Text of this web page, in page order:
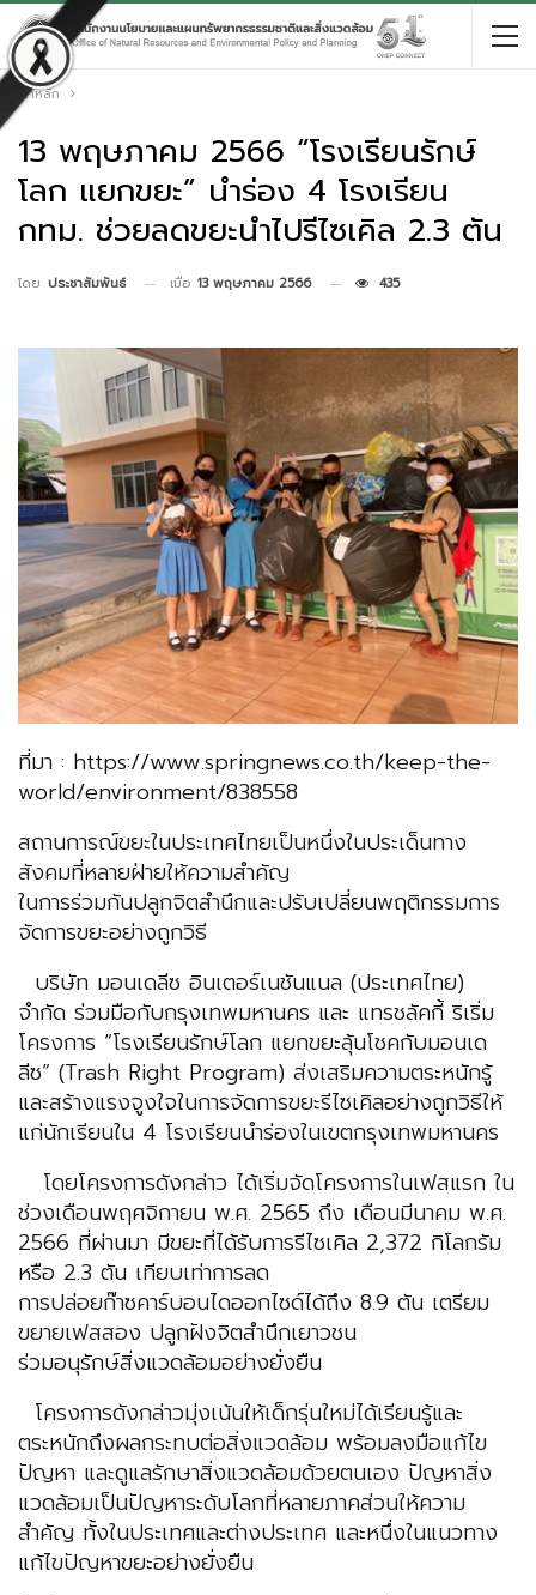
หน้าหลัก
13 พฤษภาคม 2566 “โรงเรียนรักษ์
โลก แยกขยะ” นำร่อง 4 โรงเรียน
กทม. ช่วยลดขยะนำไปรีไซเคิล 2.3 ตัน
โดย ประชาสัมพันธ์ เมื่อ 13 พฤษภาคม 2566 435
ที่มา : https://www.springnews.co.th/keep-the-
world/environment/838558
สถานการณ์ขยะในประเทศไทยเป็นหนึ่งในประเด็นทาง
สังคมที่หลายฝ่ายให้ความสำคัญ
ในการร่วมกันปลูกจิตสำนึกและปรับเปลี่ยนพฤติกรรมการ
จัดการขยะอย่างถูกวิธี
บริษัท มอนเดลีซ อินเตอร์เนชันแนล (ประเทศไทย)
จำกัด ร่วมมือกับกรุงเทพมหานคร และ แทรชลัคกี้ ริเริ่ม
โครงการ “โรงเรียนรักษ์โลก แยกขยะลุ้นโชคกับมอนเด
ลีซ” (Trash Right Program) ส่งเสริมความตระหนักรู้
และสร้างแรงจูงใจในการจัดการขยะรีไซเคิลอย่างถูกวิธีให้
แก่นักเรียนใน 4 โรงเรียนนำร่องในเขตกรุงเทพมหานคร
โดยโครงการดังกล่าว ได้เริ่มจัดโครงการในเฟสแรก ใน
ช่วงเดือนพฤศจิกายน พ.ศ. 2565 ถึง เดือนมีนาคม พ.ศ.
2566 ที่ผ่านมา มีขยะที่ได้รับการรีไซเคิล 2,372 กิโลกรัม
หรือ 2.3 ตัน เทียบเท่าการลด
การปล่อยก๊าซคาร์บอนไดออกไซด์ได้ถึง 8.9 ตัน เตรียม
ขยายเฟสสอง ปลูกฝังจิตสำนึกเยาวชน
ร่วมอนุรักษ์สิ่งแวดล้อมอย่างยั่งยืน
โครงการดังกล่าวมุ่งเน้นให้เด็กรุ่นใหม่ได้เรียนรู้และ
ตระหนักถึงผลกระทบต่อสิ่งแวดล้อม พร้อมลงมือแก้ไข
ปัญหา และดูแลรักษาสิ่งแวดล้อมด้วยตนเอง ปัญหาสิ่ง
แวดล้อมเป็นปัญหาระดับโลกที่หลายภาคส่วนให้ความ
สำคัญ ทั้งในประเทศและต่างประเทศ และหนึ่งในแนวทาง
แก้ไขปัญหาขยะอย่างยั่งยืน